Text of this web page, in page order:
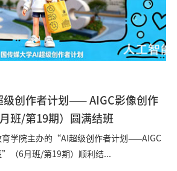
级创作者计划—— AIGC影像创作
班/第19期）圆满结班
育学院主办的“AI超级创作者计划——AIGC
（6月班/第19期）顺利结...